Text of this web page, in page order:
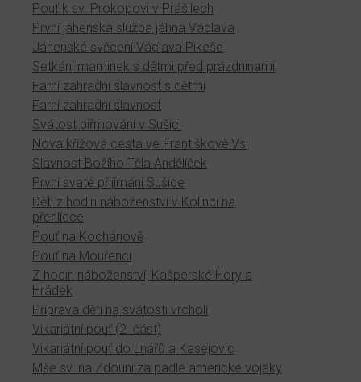
Pouť k sv. Prokopovi v Prášilech
První jáhenská služba jáhna Václava
Jáhenské svěcení Václava Pikeše
Setkání maminek s dětmi před prázdninami
Farní zahradní slavnost s dětmi
Farní zahradní slavnost
Svátost biřmování v Sušici
Nová křížová cesta ve Františkově Vsi
Slavnost Božího Těla Andělíček
První svaté přijímání Sušice
Děti z hodin náboženství v Kolinci na
přehlídce
Pouť na Kochánově
Pouť na Mouřenci
Z hodin náboženství, Kašperské Hory a
Hrádek
Příprava dětí na svátosti vrcholí
Vikariátní pouť (2. část)
Vikariátní pouť do Lnářů a Kasejovic
Mše sv. na Zdouni za padlé americké vojáky